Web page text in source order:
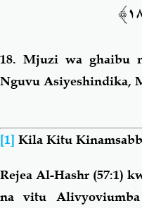
18. Mjuzi wa ghaibu
Nguvu Asiyeshindika,
[1] Kila Kitu
Rejea Al-Hashr (57:1)
na vitu